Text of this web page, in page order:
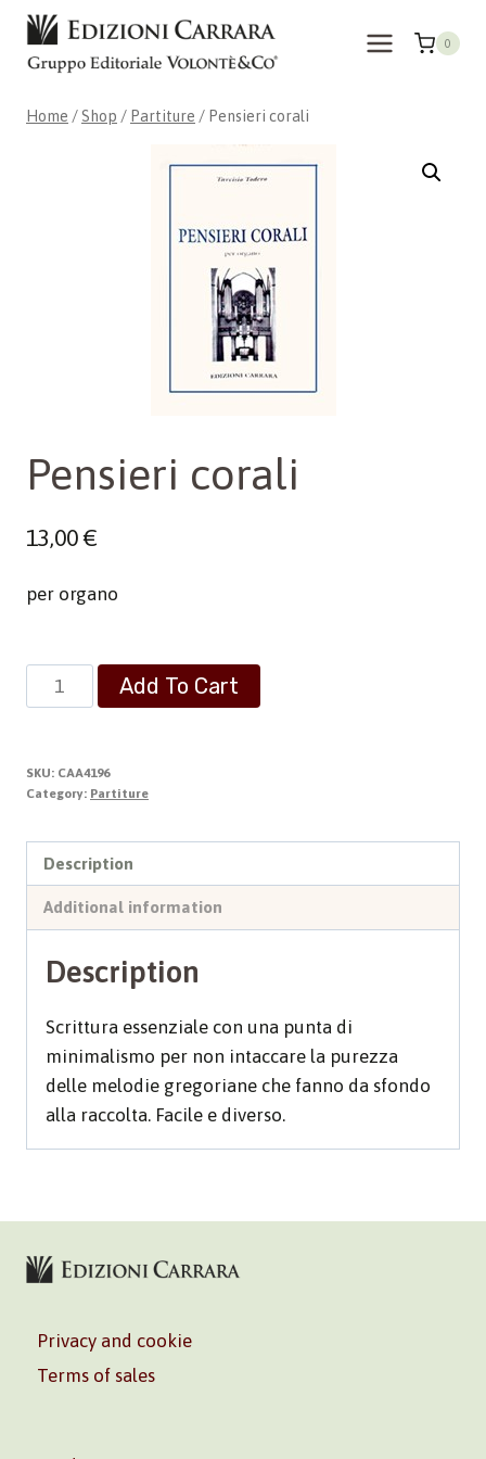
Skip
content
0
Home / Shop / Partiture / Pensieri corali
Pensieri corali
13,00€
per organo
Pensieri
corali
Add To Cart
SKU: CAA4196
Category: Partiture
Description
Additional information
Description
Scrittura essenziale con una punta di
minimalismo per non intaccare la purezza
delle melodie gregoriane che fanno da sfondo
alla raccolta. Facile e diverso.
Privacy and cookie
Terms of sales